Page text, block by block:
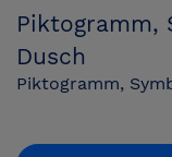
Piktogramm,
Dusch
Piktogramm,